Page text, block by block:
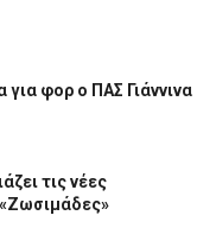
για φορ ο ΠΑΣ Γιάννινα
τις νέες